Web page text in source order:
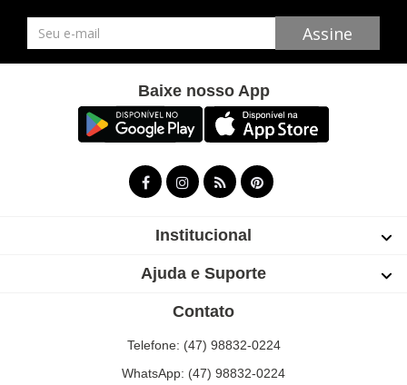
Newsletter Assine
Baixe nosso App
Institucional
Ajuda e Suporte
Contato
Telefone: (47) 98832-0224
WhatsApp: (47) 98832-0224